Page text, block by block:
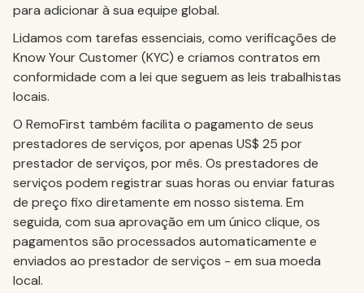
para adicionar à sua equipe global.
Lidamos com tarefas essenciais, como verificações de
Know Your Customer (KYC) e criamos contratos em
conformidade com a lei que seguem as leis trabalhistas
locais.
O RemoFirst também facilita o pagamento de seus
prestadores de serviços, por apenas US$ 25 por
prestador de serviços, por mês. Os prestadores de
serviços podem registrar suas horas ou enviar faturas
de preço fixo diretamente em nosso sistema. Em
seguida, com sua aprovação em um único clique, os
pagamentos são processados automaticamente e
enviados ao prestador de serviços - em sua moeda
local.